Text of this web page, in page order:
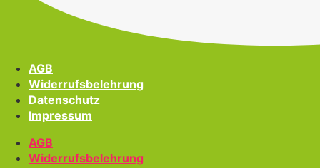
AGB
Widerrufsbelehrung
Datenschutz
Impressum
AGB
Widerrufsbelehrung